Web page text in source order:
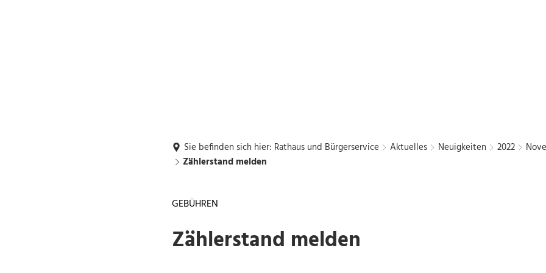
Sie befinden sich hier: Rathaus und Bürgerservice Aktuelles Neuigkeiten 2022
Zählerstand melden
GEBÜHREN
Zählerstand melden